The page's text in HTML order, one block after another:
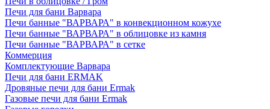
Печи для бани Варвара
Печи банные "ВАРВАРА" в конвекционном кожухе
Печи банные "ВАРВАРА" в облицовке из камня
Печи банные "ВАРВАРА" в сетке
Коммерция
Комплектующие Варвара
Печи для бани ERMAK
Дровяные печи для бани Ermak
Газовые печи для бани Ermak